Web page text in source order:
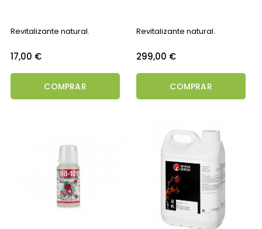
Revitalizante natural.
Precio
17,00 €
COMPRAR
Revitalizante natural.
Precio
299,00 €
COMPRAR